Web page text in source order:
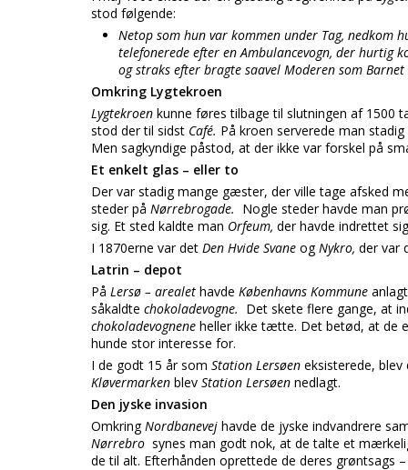
stod følgende:
Netop som hun var kommen under Tag, nedkom
telefonerede efter en Ambulancevogn, der hurtig
og straks efter bragte saavel Moderen som
Omkring Lygtekroen
Lygtekroen kunne føres tilbage til slutningen af 1500
stod der til sidst Café. På kroen serverede man stadig
Men sagkyndige påstod, at der ikke var forskel på
Et enkelt glas – eller to
Der var stadig mange gæster, der ville tage afsked
steder på Nørrebrogade. Nogle steder havde man
sig. Et sted kaldte man Orfeum, der havde indrettet
I 1870erne var det Den Hvide Svane ogNykro, der var
Latrin – depot
På Lersø – arealet havde Københavns Kommune
såkaldte chokoladevogne. Det skete flere gange, at
chokoladevognene heller ikke tætte. Det betød, at de
hunde stor interesse for.
I de godt 15 år som Station Lersøen eksisterede,
Kløvermarken blev Station Lersøen nedlagt.
Den jyske invasion
OmkringNordbanevej havde de jyske indvandrere
Nørrebro synes man godt nok, at de talte et
de til alt. Efterhånden oprettede de deres grøntsags